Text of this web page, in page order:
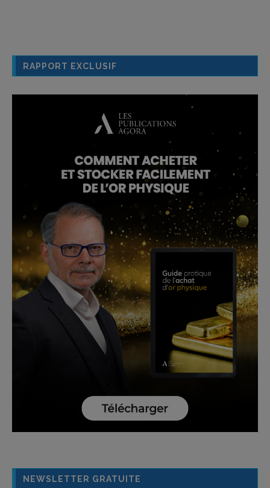
RAPPORT EXCLUSIF
NEWSLETTER GRATUITE